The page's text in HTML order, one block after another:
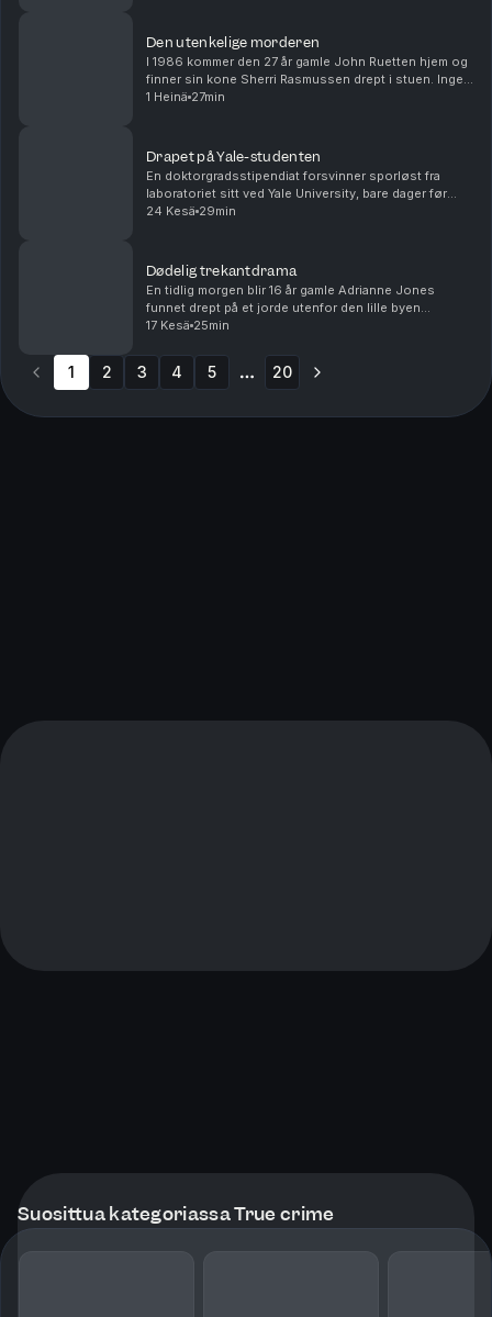
Den utenkelige morderen
I 1986 kommer den 27 år gamle John Ruetten hjem og
finner sin kone Sherri Rasmussen drept i stuen. Ingen
blir mistenkt for drapet før et skittent sjalusidrama til
1 Heinä 27min
Drapet på Yale-studenten
En doktorgradsstipendiat forsvinner sporløst fra
laboratoriet sitt ved Yale University, bare dager før
bryllupet sitt. I begynnelsen er det håp om at hun har
24 Kesä 29min
Dødelig trekantdrama
En tidlig morgen blir 16 år gamle Adrianne Jones
funnet drept på et jorde utenfor den lille byen
Mansfield i Texas. Frykten vokser blant innbyggerne,
17 Kesä 25min
1 2 3 4 5 20
Suosittua kategoriassa True crime